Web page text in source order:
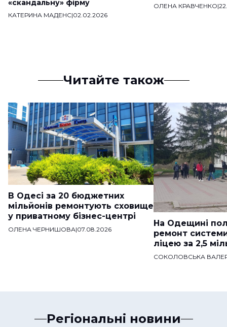
«скандальну» фірму
КАТЕРИНА МАДЕНС|02.02.2026
ОЛЕНА КРАВЧЕНКО|
Читайте також
В Одесі за 20 бюджетних
мільйонів ремонтують сховище
у приватному бізнес-центрі
ОЛЕНА ЧЕРНИШОВА|07.08.2026
На Одещині
ремонт
ліцею за 2,5
СОКОЛОВСЬКА
Регіональні новини